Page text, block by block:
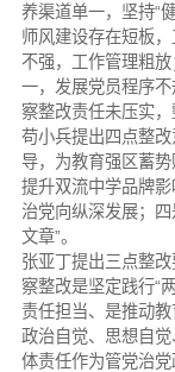
养渠道单一，坚持“
师风建设存在短板
不强，工作管理粗
一，发展党员程序
察整改责任未压实，
苟小兵提出四点整
导，为教育强区蓄
提升双流中学品牌
治党向纵深发展；
文章”。
张亚丁提出三点整
察整改是坚定践行“
责任担当、是推动
政治自觉、思想自
体责任作为管党治